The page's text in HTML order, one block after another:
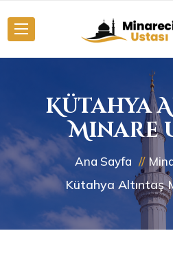
Kütahya
Minare
Ana Sayfa
Kütahya Altıntaş